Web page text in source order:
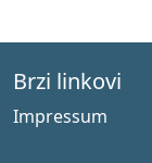
Brzi linkovi
Impressum